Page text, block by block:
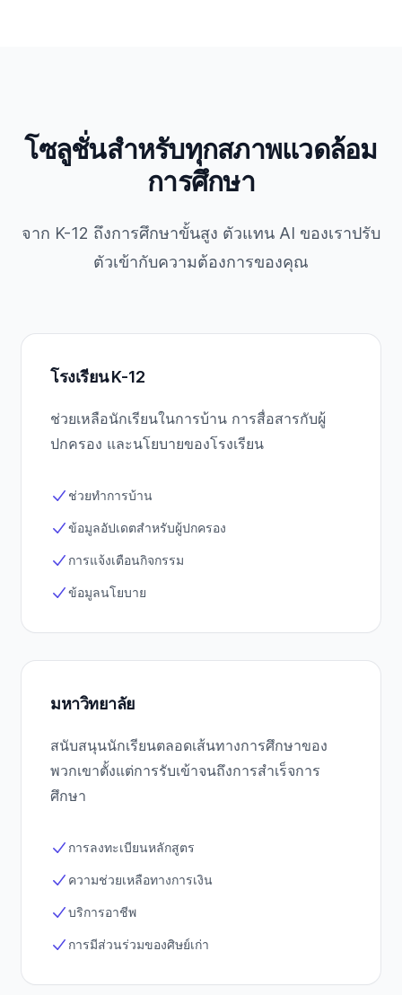
โซลูชั่นสำหรับทุกสภาพแวดล้อม
การศึกษา
จาก K-12 ถึงการศึกษาขั้นสูง ตัวแทน AI ของเราปรับ
ตัวเข้ากับความต้องการของคุณ
โรงเรียน K-12
ช่วยเหลือนักเรียนในการบ้าน การสื่อสารกับผู้
ปกครอง และนโยบายของโรงเรียน
ช่วยทำการบ้าน
ข้อมูลอัปเดตสำหรับผู้ปกครอง
การแจ้งเตือนกิจกรรม
ข้อมูลนโยบาย
มหาวิทยาลัย
สนับสนุนนักเรียนตลอดเส้นทางการศึกษาของ
พวกเขาตั้งแต่การรับเข้าจนถึงการสำเร็จการ
ศึกษา
การลงทะเบียนหลักสูตร
ความช่วยเหลือทางการเงิน
บริการอาชีพ
การมีส่วนร่วมของศิษย์เก่า